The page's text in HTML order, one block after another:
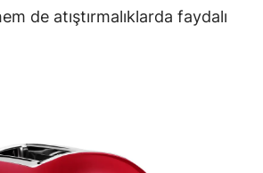
de atıştırmalıklarda faydalı